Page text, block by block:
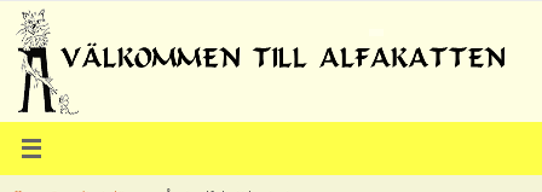
Hoppa
till
innehållet